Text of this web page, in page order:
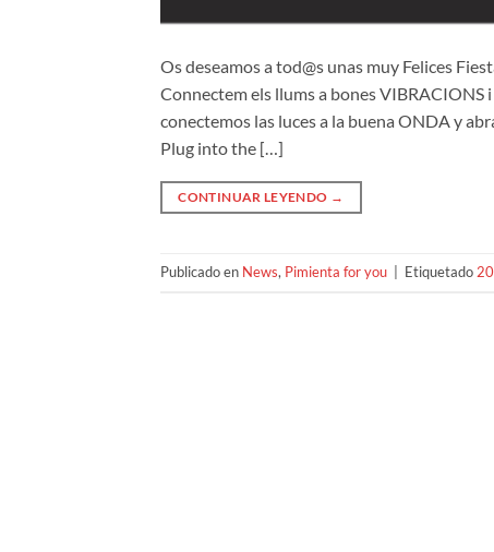
Os deseamos a tod@s unas muy Felices
Connectem els llums a bones VIBRACIONS
conectemos las luces a la buena ONDA y
Plug into the […]
CONTINUAR LEYENDO →
Publicado en News, Pimienta for you Etiquetado